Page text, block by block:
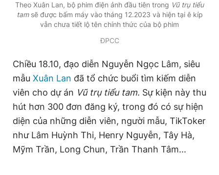
Hotline
0906 645 777
Liên hệ quảng cáo
0908 780 404
Đặt báo Quảng cáo RSS Tòa soạn Chính sách bảo
Tổng biên tập: Nguyễn Ngọc Toàn
Phó tổng biên tập thường trực: Hải Thành
Phó tổng biên tập: Lâm Hiếu Dũng
Phó tổng biên tập: Trần Việt Hưng
Theo Xuân Lan, bộ phim điện ảnh đầu tiên trong Vũ trụ tiểu
tamsẽ được bấm máy vào tháng 12.2023 và hiện tại ê kíp
vẫn chưa tiết lộ tên chính thức của bộ phim
ĐPCC
Chiều 18.10, đạo diễn Nguyễn Ngọc Lâm, siêu
mẫu Xuân Lan đã tổ chức buổi tìm kiếm diễn
viên cho dự án Vũ trụ tiểu tam. Sự kiện này thu
hút hơn 300 đơn đăng ký, trong đó có sự hiện
diện của những diễn viên, người mẫu, TikToker
như Lâm Huỳnh Thi, Henry Nguyễn, Tây Hà,
Mỹm Trần, Long Chun, Trần Thanh Tâm...